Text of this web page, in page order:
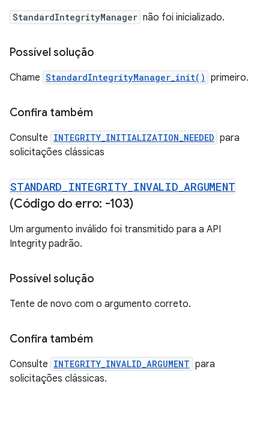
StandardIntegrityManager não foi inicializado.
Possível solução
Chame StandardIntegrityManager_init() primeiro.
Confira também
Consulte INTEGRITY_INITIALIZATION_NEEDED para
solicitações clássicas
STANDARD INTEGRITY_ INVALID _ARGUMENT
(Código do erro: -103)
Um argumento inválido foi transmitido para a API
Integrity padrão.
Possível solução
Tente de novo com o argumento correto.
Confira também
Consulte INTEGRITY_INVALID_ARGUMENT para
solicitações clássicas.